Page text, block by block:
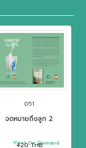
051
จดหมายถึงลูก 2
420 THB
Print On Demand